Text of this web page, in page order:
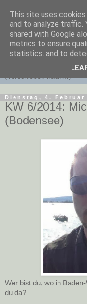
Dienstag, 4. Februar
KW 6/2014:
(Bodensee)
Wer bist du, wo in
du da?
This site uses
and to analyze traffic.
shared with Google
metrics to ensure
statistics, and to